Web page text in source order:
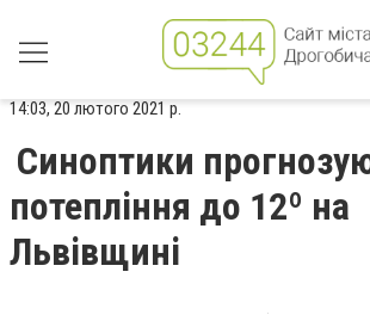
14:03, 20 лютого 2021 р.
Синоптики
потепління до 12º на
Львівщині